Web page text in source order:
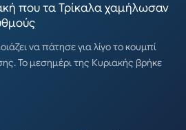
που τα Τρίκαλα χαμήλωσαν
να πάτησε για λίγο το κουμπί
Το μεσημέρι της Κυριακής βρήκε